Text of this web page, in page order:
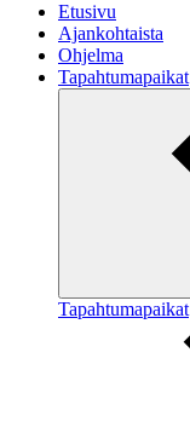
Etusivu
Ajankohtaista
Ohjelma
Tapahtumapaikat
Tapahtumapaikat